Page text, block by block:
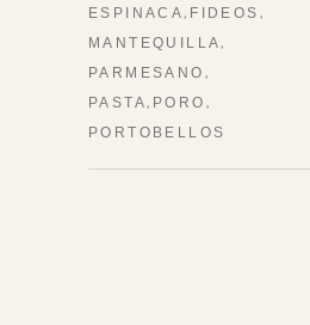
ESPINACA, FIDEOS ,
MANTEQUILLA,
PARMESANO ,
PASTA, PORO ,
PORTOBELLOS